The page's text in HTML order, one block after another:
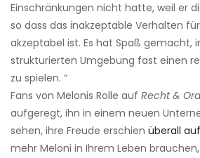
Einschränkungen nicht hatte, weil er
so dass das inakzeptable Verhalten
akzeptabel ist. Es hat Spaß gemacht,
strukturierten Umgebung fast einen
zu spielen. “
Fans von Melonis Rolle auf Recht &
aufgeregt, ihn in einem neuen
sehen, ihre Freude erschien überall
mehr Meloni in Ihrem Leben